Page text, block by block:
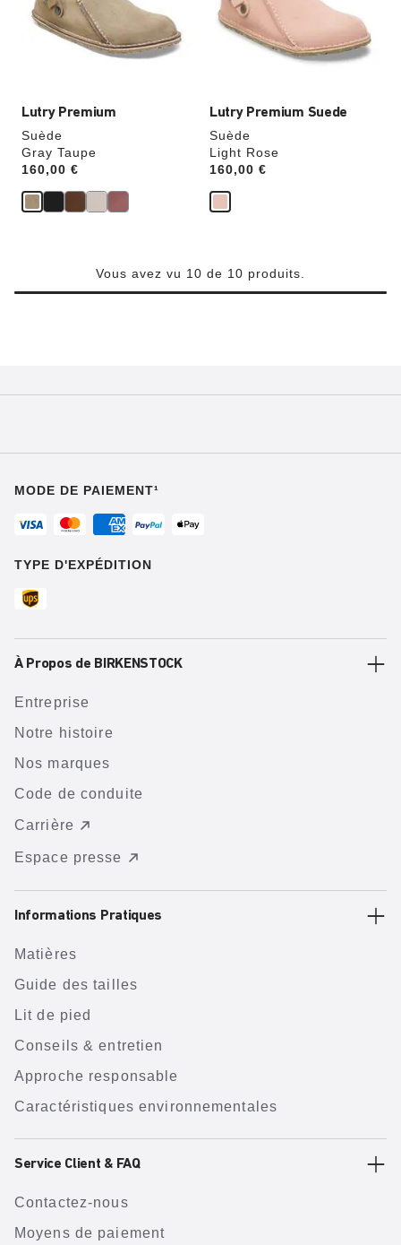
Lutry Premium
Suède
Gray Taupe
Price:
160,00 €
couleurs
modifiera
Lutry Premium Suede
Suède
Light Rose
Price:
160,00 €
couleurs
modifiera
l’image
Vous avez vu 10 de 10 produits.
MODE DE PAIEMENT¹
TYPE D'EXPÉDITION
À Propos de BIRKENSTOCK
Entreprise
Notre histoire
Nos marques
Code de conduite
Carrière
Espace presse
Informations Pratiques
Matières
Guide des tailles
Lit de pied
Conseils & entretien
Approche responsable
Caractéristiques environnementales
Service Client & FAQ
Contactez-nous
Moyens de paiement